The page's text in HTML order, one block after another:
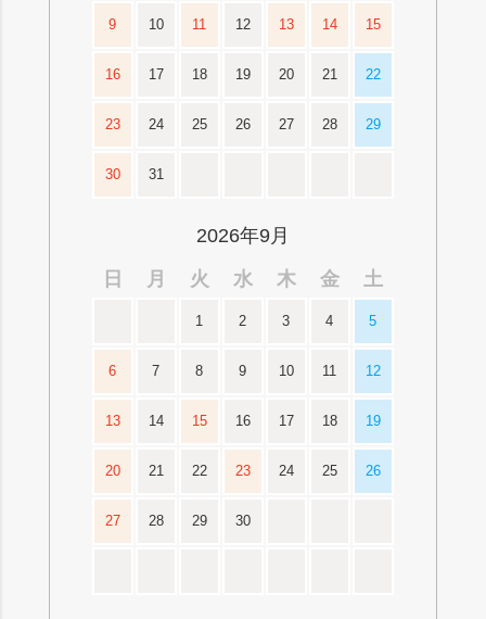
9 10 11 12 13 14 15
16 17 18 19 20 21 22
23 24 25 26 27 28 29
30 31
2026年9月
日
月 火 水 木 金 土
1 2 3 4 5
6 7 8 9 10 11 12
13 14 15 16 17 18 19
20 21 22 23 24 25 26
27 28 29 30